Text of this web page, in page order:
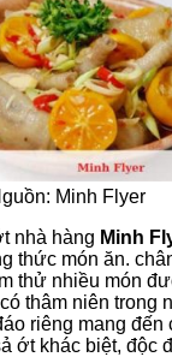
Minh Flyer
nhà hàng Minh
thức món ăn.
thử nhiều món
thâm niên trong
riêng mang đến
ớt khác biệt, độc